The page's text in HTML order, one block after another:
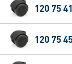
120 75
120 75